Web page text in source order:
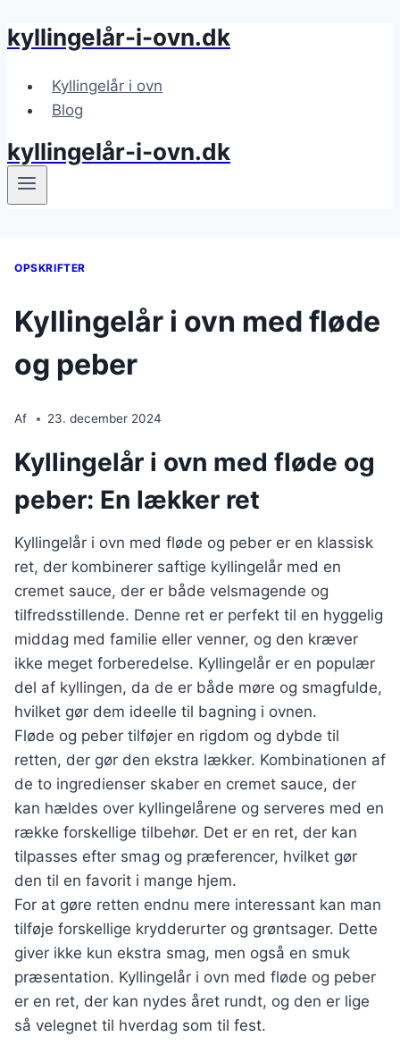
Fortsæt
indhold
kyllingelår-i-ovn.dk
Kyllingelår i ovn
Blog
kyllingelår-i-ovn.dk
OPSKRIFTER
Kyllingelår i ovn med fløde
og peber
Af 23. december 2024
Kyllingelår i ovn med fløde og
peber: En lækker ret
Kyllingelår i ovn med fløde og peber er en klassisk
ret, der kombinerer saftige kyllingelår med en
cremet sauce, der er både velsmagende og
tilfredsstillende. Denne ret er perfekt til en hyggelig
middag med familie eller venner, og den kræver
ikke meget forberedelse. Kyllingelår er en populær
del af kyllingen, da de er både møre og smagfulde,
hvilket gør dem ideelle til bagning i ovnen.
Fløde og peber tilføjer en rigdom og dybde til
retten, der gør den ekstra lækker. Kombinationen af
de to ingredienser skaber en cremet sauce, der
kan hældes over kyllingelårene og serveres med en
række forskellige tilbehør. Det er en ret, der kan
tilpasses efter smag og præferencer, hvilket gør
den til en favorit i mange hjem.
For at gøre retten endnu mere interessant kan man
tilføje forskellige krydderurter og grøntsager. Dette
giver ikke kun ekstra smag, men også en smuk
præsentation. Kyllingelår i ovn med fløde og peber
er en ret, der kan nydes året rundt, og den er lige
så velegnet til hverdag som til fest.